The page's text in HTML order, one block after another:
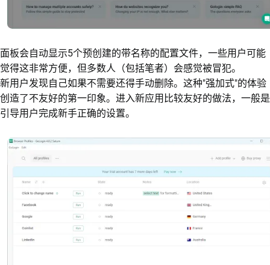
面板会自动显示5个预创建的带名称的配置文件，一些用户可能
觉得这非常方便，但多数人（包括笔者）会感觉被冒犯。
新用户发现自己如果不需要还得手动删除。这种"强加式"的体验
创造了不友好的第一印象。进入新应用比较友好的做法，一般是
引导用户完成新手正确的设置。